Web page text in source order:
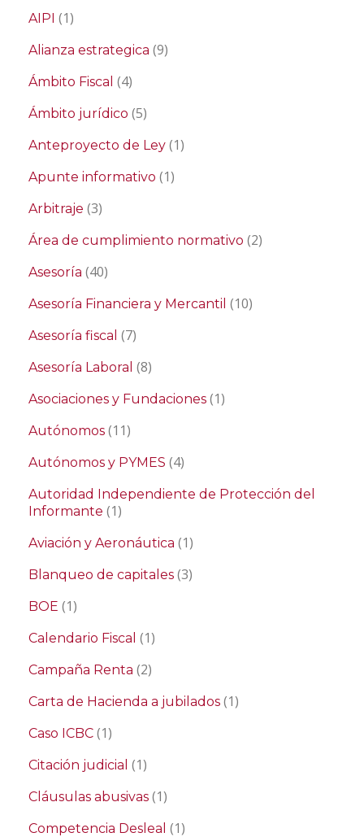
AIPI (1)
Alianza estrategica (9)
Ámbito Fiscal (4)
Ámbito jurídico (5)
Anteproyecto de Ley (1)
Apunte informativo (1)
Arbitraje (3)
Área de cumplimiento normativo (2)
Asesoría (40)
Asesoría Financiera y Mercantil (10)
Asesoría fiscal (7)
Asesoría Laboral (8)
Asociaciones y Fundaciones (1)
Autónomos (11)
Autónomos y PYMES (4)
Autoridad Independiente de Protección del
Informante (1)
Aviación y Aeronáutica (1)
Blanqueo de capitales (3)
BOE (1)
Calendario Fiscal (1)
Campaña Renta (2)
Carta de Hacienda a jubilados (1)
Caso ICBC (1)
Citación judicial (1)
Cláusulas abusivas (1)
Competencia Desleal (1)